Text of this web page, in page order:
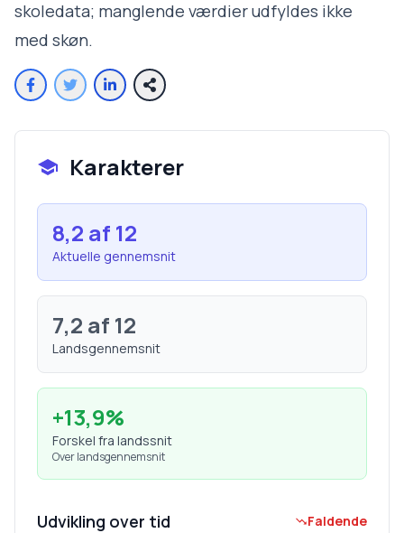
skoledata; manglende værdier udfyldes ikke
med skøn.
Karakterer
8,2 af 12
Aktuelle gennemsnit
7,2 af 12
Landsgennemsnit
+13,9%
Forskel fra landssnit
Over landsgennemsnit
Udvikling over tid Faldende